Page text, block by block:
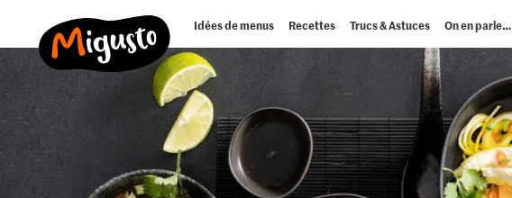
Idées de menus Recettes Trucs & Astuces On en parle…